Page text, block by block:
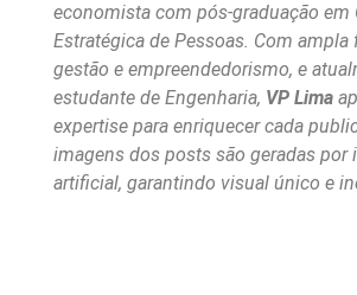
economista com pós-graduação em
Estratégica de Pessoas. Com ampla
gestão e empreendedorismo, e
estudante de Engenharia, VP Lima
expertise para enriquecer cada
imagens dos posts são geradas por
artificial, garantindo visual único e